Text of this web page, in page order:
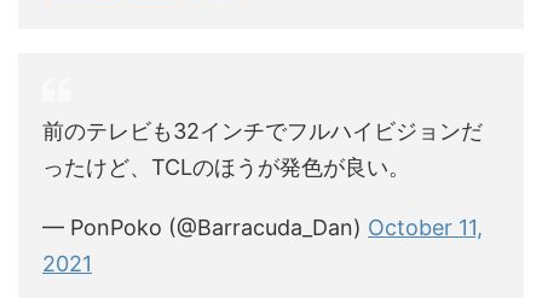
前のテレビも32インチでフルハイビジョンだ
ったけど、TCLのほうが発色が良い。
— PonPoko (@Barracuda_Dan) October 11,
2021